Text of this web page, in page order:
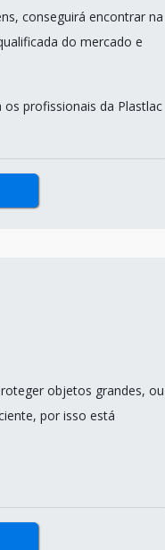
conseguirá encontrar na
do mercado e
profissionais da Plastlac
objetos grandes, ou
por isso está